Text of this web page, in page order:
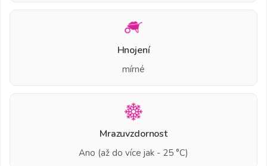
Hnojení
mírné
Mrazuvzdornost
Ano (až do více jak - 25 °C)